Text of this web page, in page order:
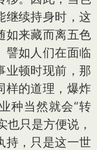
继续持身时，这
如来藏而离五色
譬如人们在面临
业顿时现前，那
样的道理，爆炸
种当然就会“转
也只是方便说，
持，只是这一世